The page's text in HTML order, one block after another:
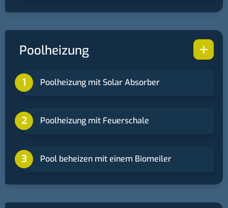
+
Poolheizung
Poolheizung mit Solar Absorber
Poolheizung mit Feuerschale
Pool beheizen mit einem Biomeiler